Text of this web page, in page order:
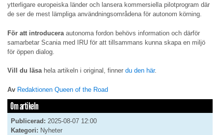
ytterligare europeiska länder och lansera kommersiella pilotprogram där
de ser de mest lämpliga användningsområdena för autonom körning.
För att introducera autonoma fordon behövs information och därför
samarbetar Scania med IRU för att tillsammans kunna skapa en miljö
för öppen dialog.
Vill du läsahela artikeln i original, finner du den här.
Av Redaktionen Queen of the Road
Om artikeln
Publicerad: 2025-08-07 12:00
Kategori: Nyheter